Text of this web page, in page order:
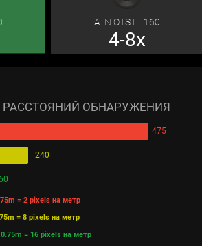
ATN OTS LT 160
4-8x
ОБНАРУЖЕНИЯ
475
240
= 2 pixels на метр
= 8 pixels на метр
= 16 pixels на метр